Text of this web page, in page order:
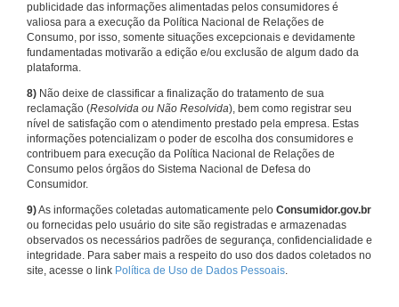
publicidade das informações alimentadas pelos consumidores é
valiosa para a execução da Política Nacional de Relações de
Consumo, por isso, somente situações excepcionais e devidamente
fundamentadas motivarão a edição e/ou exclusão de algum dado da
plataforma.
8) Não deixe de classificar a finalização do tratamento de sua
reclamação (Resolvida ou Não Resolvida), bem como registrar seu
nível de satisfação com o atendimento prestado pela empresa. Estas
informações potencializam o poder de escolha dos consumidores e
contribuem para execução da Política Nacional de Relações de
Consumo pelos órgãos do Sistema Nacional de Defesa do
Consumidor.
9)As informações coletadas automaticamente pelo Consumidor.gov.br
ou fornecidas pelo usuário do site são registradas e armazenadas
observados os necessários padrões de segurança, confidencialidade e
integridade. Para saber mais a respeito do uso dos dados coletados no
site, acesse o link Política de Uso de Dados Pessoais.